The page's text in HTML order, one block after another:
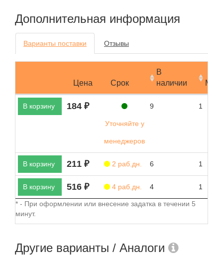
Дополнительная информация
Варианты поставки Отзывы
Цена Срок
В
наличии
В корзину 184 ₽
Уточняйте у
менеджеров
9 1
В корзину 211 ₽ 2 раб.дн. 6 1
В корзину 516 ₽ 4 раб.дн. 4 1
* - При оформлении или внесение задатка в течении 5
минут.
Другие варианты / Аналоги